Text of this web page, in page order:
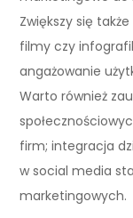
Zwiększy się
filmy czy
angażowanie
Warto również
firm; integracja
w social media
marketingowych.